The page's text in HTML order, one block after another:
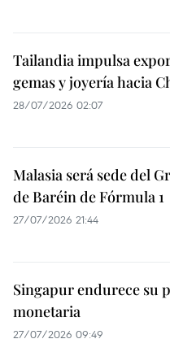
Tailandia impulsa
gemas y joyería hacia
28/07/2026 02:07
Malasia será sede del
de Baréin de Fórmula 1
27/07/2026 21:44
Singapur endurece su
monetaria
27/07/2026 09:49